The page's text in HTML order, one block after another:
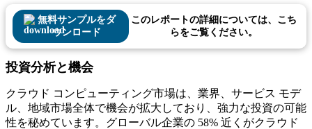
無料サンプルをダ
ウンロード
このレポートの詳細については、こち
らをご覧ください。
投資分析と機会
クラウド コンピューティング市場は、業界、サービス モデ
ル、地域市場全体で機会が拡大しており、強力な投資の可能
性を秘めています。グローバル企業の 58% 近くがクラウド